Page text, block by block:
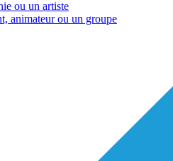
ou un artiste
animateur ou un groupe